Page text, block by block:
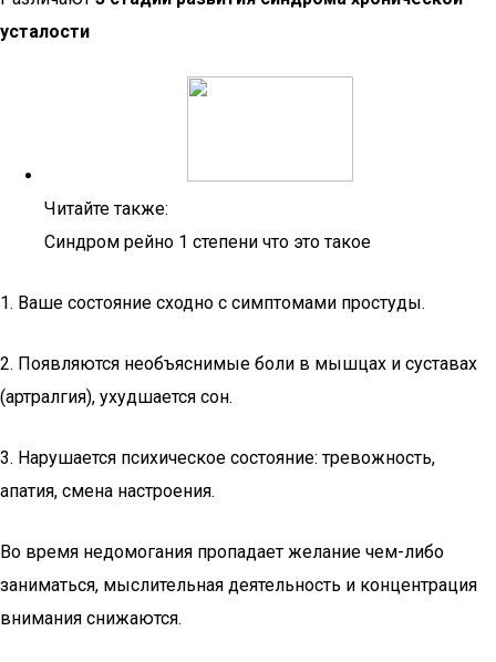
усталости
Читайте также:
Синдром рейно 1 степени что это такое
1. Ваше состояние сходно с симптомами простуды.
2. Появляются необъяснимые боли в мышцах и суставах
(артралгия), ухудшается сон.
3. Нарушается психическое состояние: тревожность,
апатия, смена настроения.
Во время недомогания пропадает желание чем-либо
заниматься, мыслительная деятельность и концентрация
внимания снижаются.